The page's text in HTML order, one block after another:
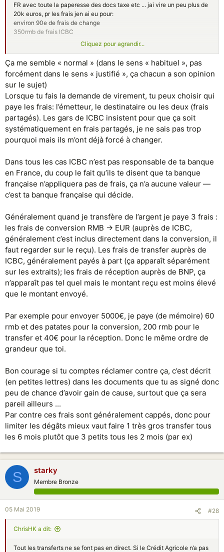
FR avec toute la paperesse des docs taxe etc ... jai vire un peu plus de
20k euros, pr les frais jen ai eu pour:
environ 90e de frais de change
350rmb de frais ICBC
Par contre je devais recevoir xx.400euros sur mon compte FR hors je
nai recu que xx.366.40euros (soit 33.6euros manquant) vous savez
d'ou ca peut venir? ma banque FR me dit que cest ma banque chinoise
qui a applique des frais alors quils ne mont rien dit et en plus javais
deja paye les frais en chine. Vous savez comment on peut contacter
ICBC Chine pour cette histoire?
Aussi pour info javais demande en fevrier si jaurais des frais de ma
banque FR et ils mont répondu que non car le virement arrive en euros
et devinez quoi? 18e de frais de "rappatriement" incompétence ou vol
je ne sais pas lequel est le mieux adapte, quoi quil en soit cest en cours
banque car la ils mont soûlé.
Au final avec cette histoire de frais masque ICBC jen aurais pour plus
de 200E de frais, pas moyen de contacter ICBC pour ce faire
rembourser ces frais??
Cliquez pour agrandir...
Ça me semble « normal » (dans le sens « habituel », pas
forcément dans le sens « justifié », ça chacun a son opinion
sur le sujet)
Lorsque tu fais la demande de virement, tu peux choisir qui
paye les frais: l’émetteur, le destinataire ou les deux (frais
partagés). Les gars de ICBC insistent pour que ça soit
systématiquement en frais partagés, je ne sais pas trop
pourquoi mais ils m’ont déjà forcé à changer.
Dans tous les cas ICBC n’est pas responsable de ta banque
en France, du coup le fait qu’ils te disent que ta banque
française n’appliquera pas de frais, ça n’a aucune valeur —
c’est ta banque française qui décide.
Généralement quand je transfère de l’argent je paye 3 frais :
les frais de conversion RMB -> EUR (auprès de ICBC,
généralement c’est inclus directement dans la conversion, il
faut regarder sur le reçu). Les frais de transfer auprès de
ICBC, généralement payés à part (ça apparaît séparément
sur les extraits); les frais de réception auprès de BNP, ça
n’apparaît pas tel quel mais le montant reçu est moins élevé
que le montant envoyé.
Par exemple pour envoyer 5000€, je paye (de mémoire) 60
rmb et des patates pour la conversion, 200 rmb pour le
transfer et 40€ pour la réception. Donc le même ordre de
grandeur que toi.
Bon courage si tu comptes réclamer contre ça, c’est décrit
(en petites lettres) dans les documents que tu as signé donc
peu de chance d’avoir gain de cause, surtout que ça sera
pareil ailleurs ...
Par contre ces frais sont généralement cappés, donc pour
limiter les dégâts mieux vaut faire 1 très gros transfer tous
les 6 mois plutôt que 3 petits tous les 2 mois (par ex)
S starky
Membre Bronze
05 Mai 2019 #28
ChrisHK a dit:
Tout les transferts ne se font pas en direct. Si le Crédit Agricole n’a pas